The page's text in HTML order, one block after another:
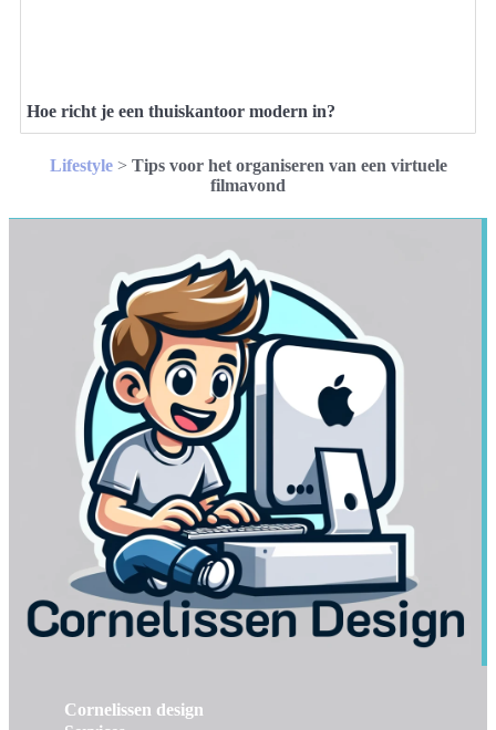
Hoe richt je een thuiskantoor modern in?
Lifestyle> Tips voor het organiseren van een virtuele
filmavond
Cornelissen design